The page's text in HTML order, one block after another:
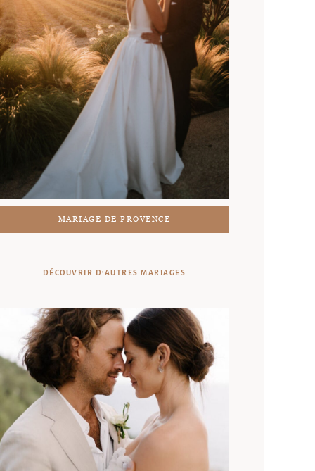
MARIAGE DE PROVENCE
DÉCOUVRIR D'AUTRES MARIAGES